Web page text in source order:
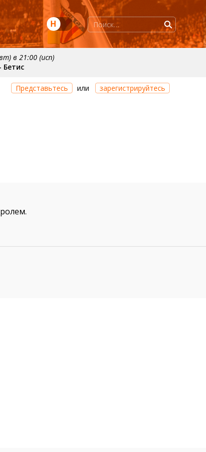
Н
в 21:00 (исп)
Бетис
примерно 20 сентября
Валенсия — Реал Сосьедад
Представьтесь или зарегистрируйтесь